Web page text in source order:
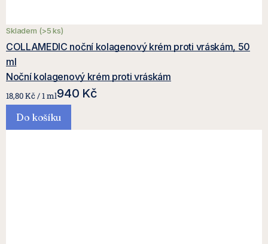
COLLAMEDIC noční kolagenový krém proti vráskám, 50
ml
Noční kolagenový krém proti vráskám
Skladem (>5 ks)
940 Kč
Měrná
cena:
18,80 Kč / 1 ml
Do košíku